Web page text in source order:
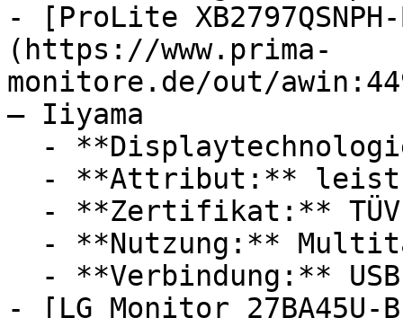
- [ProLite
(https://www.prima-
monitore.de/out/
— Iiyama
- [LG Monitor